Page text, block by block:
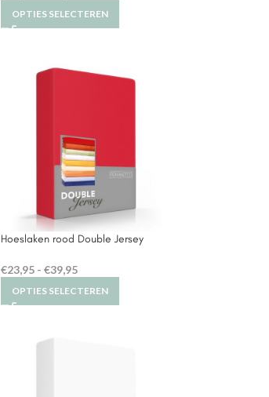
OPTIES SELECTEREN
Hoeslaken rood Double Jersey
€23,95 - €39,95
OPTIES SELECTEREN